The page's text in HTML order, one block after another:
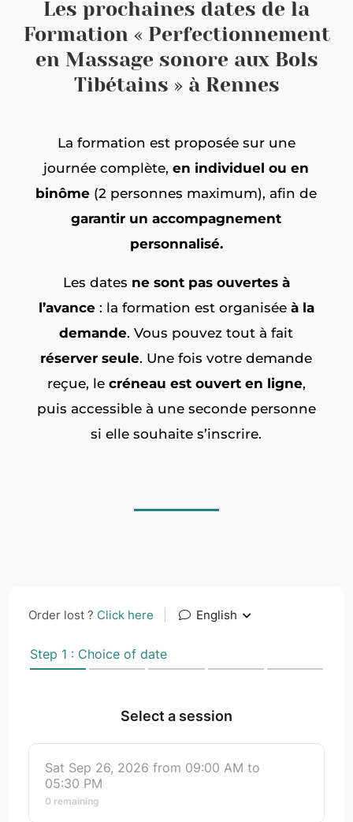
Les prochaines dates de la
Formation « Perfectionnement
en Massage sonore aux Bols
Tibétains » à Rennes
La formation est proposée sur une
journée complète,en individuel ou en
binôme (2 personnes maximum), afin de
garantir un accompagnement
personnalisé.
Les dates ne sont pas ouvertes à
l’avance: la formation est organiséeà la
demande. Vous pouvez tout à fait
réserver seule. Une fois votre demande
reçue, le créneau est ouvert en ligne,
puis accessible à une seconde personne
si elle souhaite s’inscrire.